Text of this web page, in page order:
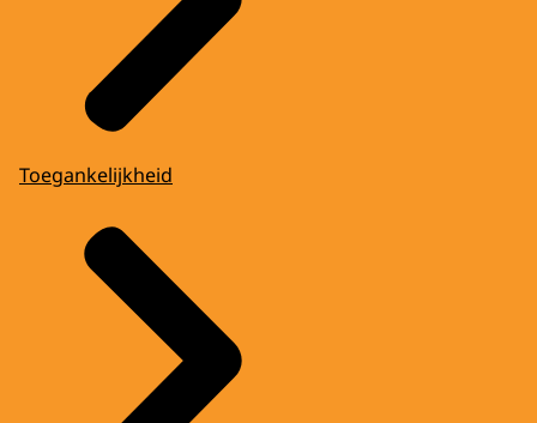
Toegankelijkheid